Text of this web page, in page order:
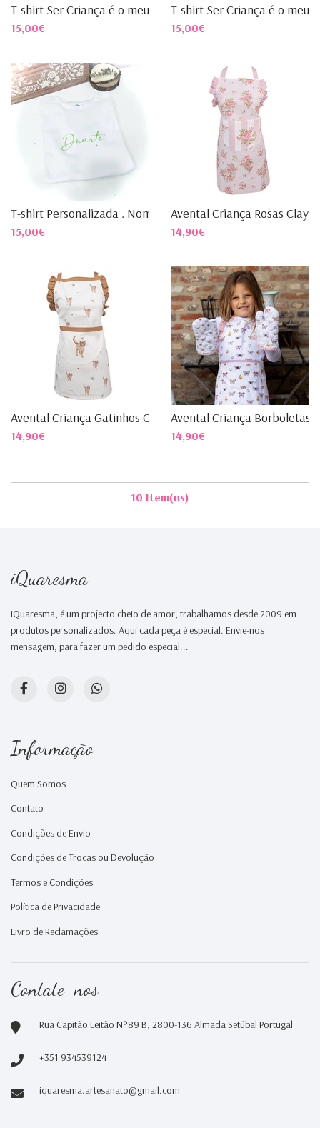
T-shirt Ser Criança é o meu...
15,00€
T-shirt Ser Criança é o meu...
15,00€
T-shirt Personalizada . Nome
15,00€
Avental Criança Rosas
14,90€
Avental Criança Gatinhos Cl...
14,90€
Avental Criança Borboletas
14,90€
10 Item(ns)
iQuaresma
iQuaresma, é um projecto cheio de amor, trabalhamos desde 2009 em
produtos personalizados. Aqui cada peça é especial. Envie-nos
mensagem, para fazer um pedido especial...
Informação
Quem Somos
Contato
Condições de Envio
Condições de Trocas ou Devolução
Termos e Condições
Política de Privacidade
Livro de Reclamações
Contate-nos
Rua Capitão Leitão Nº89 B, 2800-136 Almada Setúbal Portugal
+351 934539124
iquaresma.artesanato@gmail.com